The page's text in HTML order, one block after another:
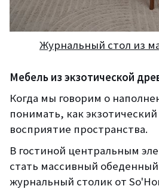
Журнальный стол из
Мебель из экзотической
Когда мы говорим о
понимать, как
восприятие пространства.
В гостиной центральным
стать массивный
журнальный столик от